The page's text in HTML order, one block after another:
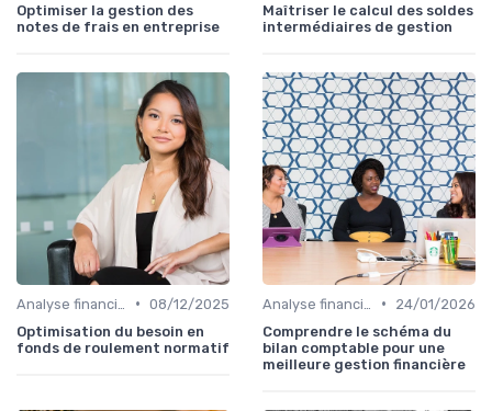
Optimiser la gestion des
notes de frais en entreprise
Maîtriser le calcul des soldes
intermédiaires de gestion
• 08/12/2025
Optimisation du besoin en
fonds de roulement normatif
•
24/01/2026
Comprendre le schéma du
bilan comptable pour une
meilleure gestion financière